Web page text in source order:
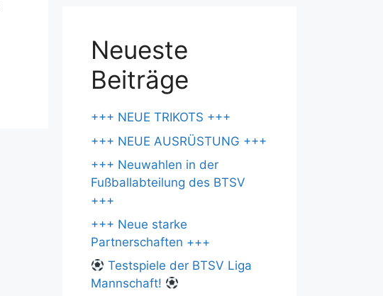
Neueste
Beiträge
+++ NEUE TRIKOTS +++
+++ NEUE AUSRÜSTUNG +++
+++ Neuwahlen in der
Fußballabteilung des BTSV
+++
+++ Neue starke
Partnerschaften +++
Testspiele der BTSV Liga
Mannschaft!